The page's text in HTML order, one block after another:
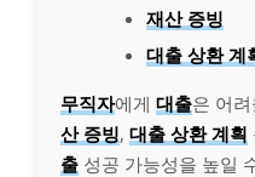
재산 증빙
대출 상환 계
무직자에게 대출은 어
산 증빙, 대출 상환 계획
출 성공 가능성을 높일